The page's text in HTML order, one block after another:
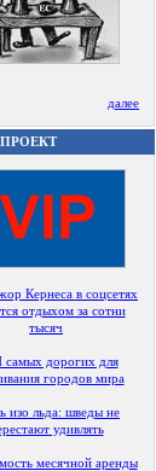
далее
Кернеса в соцсетях
отдыхом за сотни
тысяч
дорогих для
городов мира
изо льда: шведы не
удивлять
месячной аренды